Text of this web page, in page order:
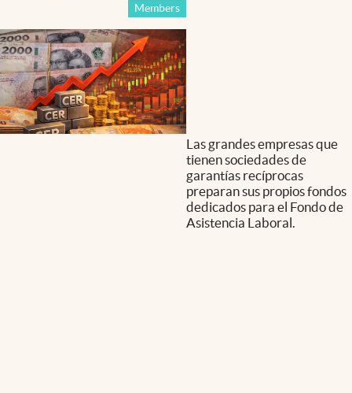
Members
Las grandes empresas que
tienen sociedades de
garantías recíprocas
preparan sus propios fondos
dedicados para el Fondo de
Asistencia Laboral.